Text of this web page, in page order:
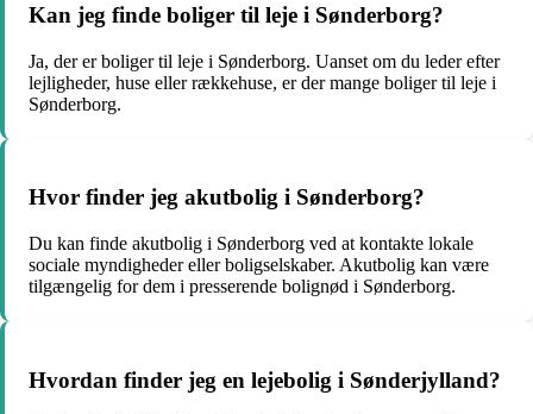
Kan jeg finde boliger til leje i Sønderborg?
Ja, der er boliger til leje i Sønderborg. Uanset om du leder efter
lejligheder, huse eller rækkehuse, er der mange boliger til leje i
Sønderborg.
Hvor finder jeg akutbolig i Sønderborg?
Du kan finde akutbolig i Sønderborg ved at kontakte lokale
sociale myndigheder eller boligselskaber. Akutbolig kan være
tilgængelig for dem i presserende bolignød i Sønderborg.
Hvordan finder jeg en lejebolig i Sønderjylland?